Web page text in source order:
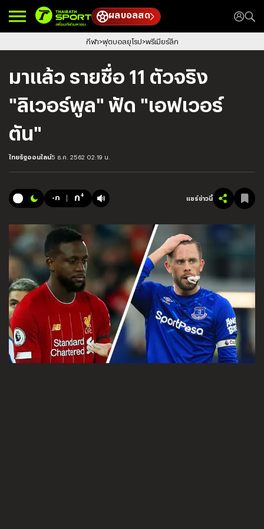
ผลบอลสด
กีฬา ฟุตบอลยุโรป พรีเมียร์ลีก
มาแล้ว รายชื่อ 11 ตัวจริง
"ลิเวอร์พูล" ฟัด "เอฟเวอร์
ตัน"
ไทยรัฐออนไลน์5 ธ.ค. 2562 02:19 น.
-ก ก+ แชร์ข่าวนี้